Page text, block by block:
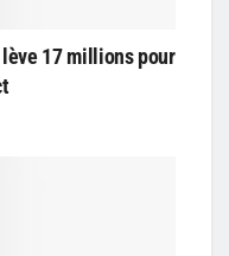
lève 17 millions pour